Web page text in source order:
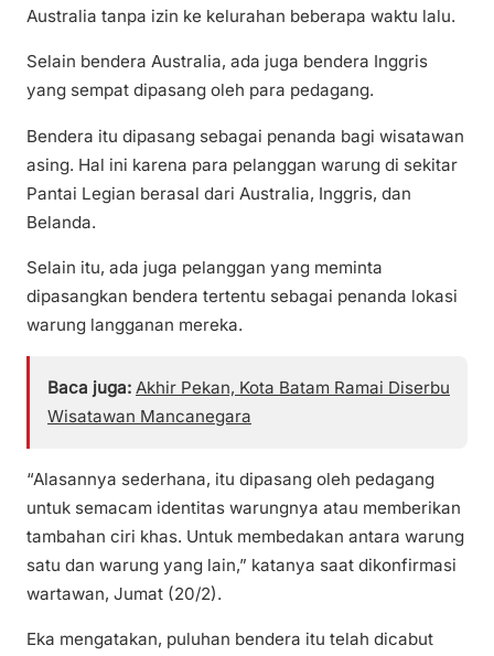
Australia tanpa izin ke kelurahan beberapa waktu lalu.
Selain bendera Australia, ada juga bendera Inggris
yang sempat dipasang oleh para pedagang.
Bendera itu dipasang sebagai penanda bagi wisatawan
asing. Hal ini karena para pelanggan warung di sekitar
Pantai Legian berasal dari Australia, Inggris, dan
Belanda.
Selain itu, ada juga pelanggan yang meminta
dipasangkan bendera tertentu sebagai penanda lokasi
warung langganan mereka.
Baca juga: Akhir Pekan, Kota Batam Ramai Diserbu
Wisatawan Mancanegara
“Alasannya sederhana, itu dipasang oleh pedagang
untuk semacam identitas warungnya atau memberikan
tambahan ciri khas. Untuk membedakan antara warung
satu dan warung yang lain,” katanya saat dikonfirmasi
wartawan, Jumat (20/2).
Eka mengatakan, puluhan bendera itu telah dicabut